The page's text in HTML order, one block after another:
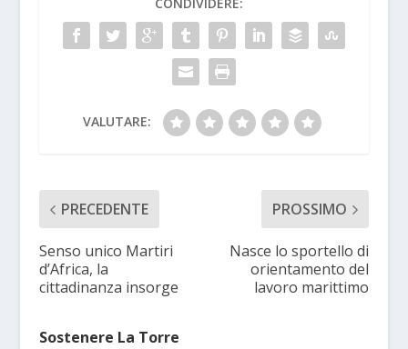
VALUTARE:
PRECEDENTE
Senso unico Martiri
d’Africa, la
cittadinanza insorge
PROSSIMO
Nasce lo sportello di
orientamento del
lavoro marittimo
Sostenere La Torre